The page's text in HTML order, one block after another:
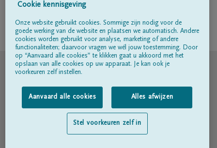
Volg ons op
© DELA
Gebruiksvoorwaarden
Privacyverklaring
Toegankelijkheidsverklaring
Cookie kennisgeving
Onze website gebruikt cookies. Sommige zijn nodig voor de
goede werking van de website en plaatsen we automatisch. Andere
cookies worden gebruikt voor analyse, marketing of andere
functionaliteiten; daarvoor vragen we wél jouw toestemming. Door
op “Aanvaard alle cookies” te klikken gaat u akkoord met het
opslaan van alle cookies op uw apparaat. Je kan ook je
voorkeuren zelf instellen.
Aanvaard alle cookies Alles afwijzen
Stel voorkeuren zelf in